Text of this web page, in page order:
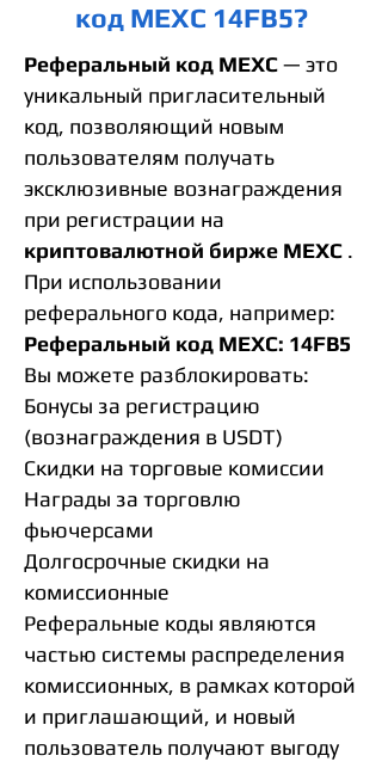
код MEXC 14FB5?
Реферальный код MEXC— это
уникальный пригласительный
код, позволяющий новым
пользователям получать
эксклюзивные вознаграждения
при регистрации на
криптовалютной бирже MEXC .
При использовании
реферального кода, например:
Реферальный код MEXC: 14FB5
Вы можете разблокировать:
Бонусы за регистрацию
(вознаграждения в USDT)
Скидки на торговые комиссии
Награды за торговлю
фьючерсами
Долгосрочные скидки на
комиссионные
Реферальные коды являются
частью системы распределения
комиссионных, в рамках которой
и приглашающий, и новый
пользователь получают выгоду